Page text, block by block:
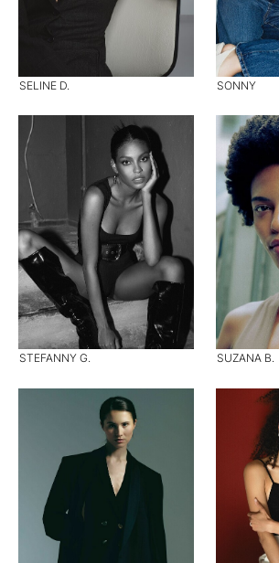
SELINE D. SONNY
STEFANNY G. SUZANA B.